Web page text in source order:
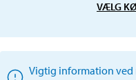
VÆLG
Vigtig information ved